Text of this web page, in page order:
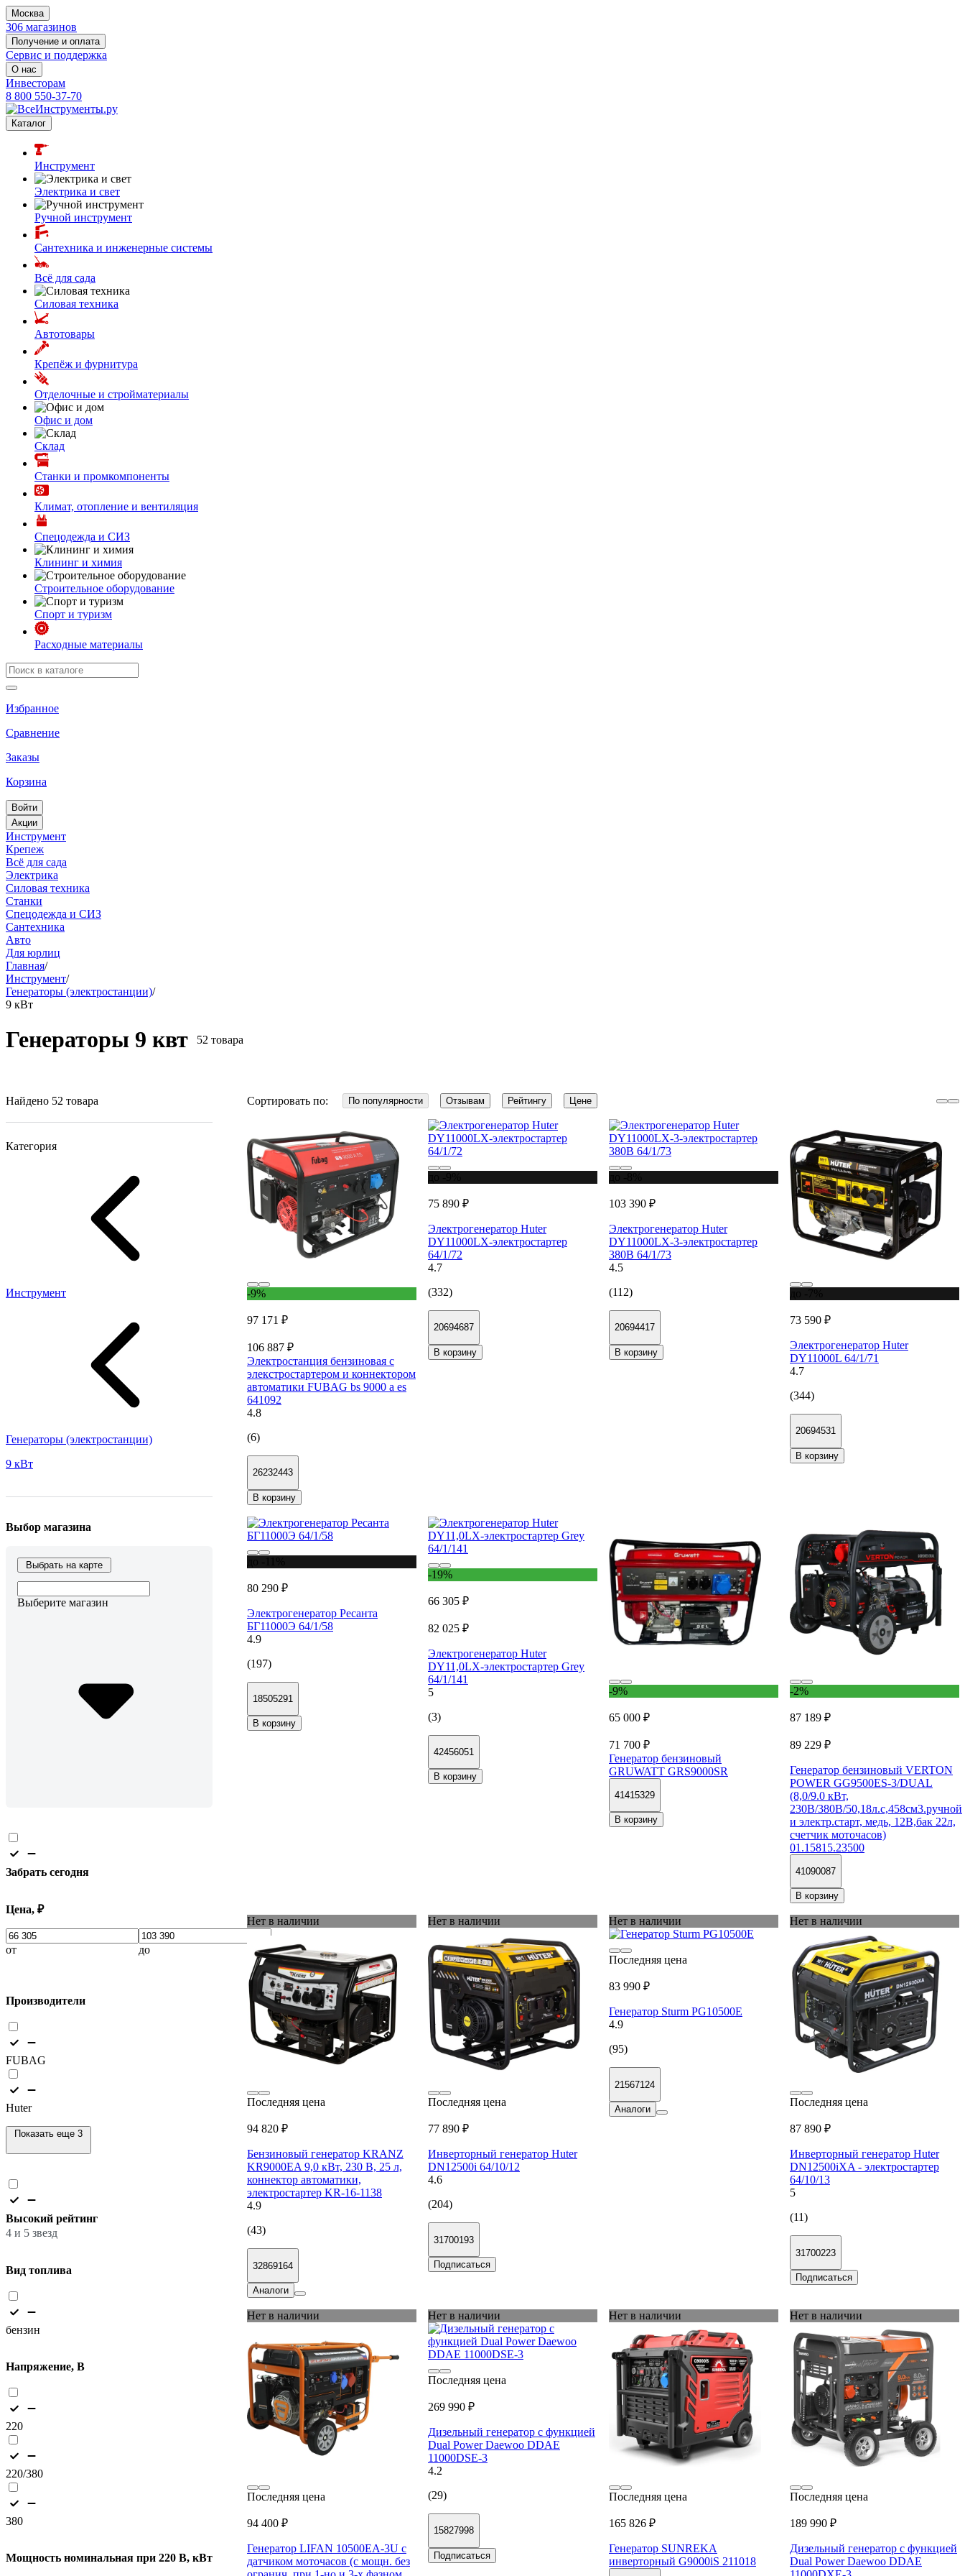
Москва
306 магазинов
Получение и оплата
Сервис и поддержка
О нас
Инвесторам
8 800 550-37-70
Каталог
Инструмент
Электрика и свет
Ручной инструмент
Сантехника и инженерные системы
Всё для сада
Силовая техника
Автотовары
Крепёж и фурнитура
Отделочные и стройматериалы
Офис и дом
Склад
Станки и промкомпоненты
Климат, отопление и вентиляция
Спецодежда и СИЗ
Клининг и химия
Строительное оборудование
Спорт и туризм
Расходные материалы
Избранное
Сравнение
Заказы
Корзина
Войти
Акции
Инструмент
Крепеж
Всё для сада
Электрика
Силовая техника
Станки
Спецодежда и СИЗ
Сантехника
Авто
Для юрлиц
Главная/
Инструмент/
Генераторы (электростанции)/
9 кВт
Генераторы 9 квт 52 товара
Найдено 52 товара
Категория
Инструмент
Генераторы (электростанции)
9 кВт
Выбор магазина
Выбрать на карте
Выберите магазин
Забрать сегодня
Цена, ₽
от до
Производители
FUBAG
Huter
Показать еще 3
Высокий рейтинг
4 и 5 звезд
Вид топлива
бензин
Напряжение, В
220
220/380
380
Мощность номинальная при 220 В, кВт
Сортировать по: По популярности Отзывам Рейтингу Цене
-9%
97 171 ₽
106 887 ₽
Электростанция бензиновая с
элекстростартером и коннектором
автоматики FUBAG bs 9000 a es
641092
4.8
(6)
26232443
В корзину
75 890 ₽
Электрогенератор Huter
DY11000LX-электростартер
64/1/72
4.7
(332)
20694687
В корзину
103 390 ₽
Электрогенератор Huter
DY11000LX-3-электростартер
380В 64/1/73
4.5
(112)
20694417
В корзину
73 590 ₽
Электрогенератор Huter
DY11000L 64/1/71
4.7
(344)
20694531
В корзину
80 290 ₽
Электрогенератор Ресанта
БГ11000Э 64/1/58
4.9
(197)
18505291
В корзину
-19%
66 305 ₽
82 025 ₽
Электрогенератор Huter
DY11,0LX-электростартер Grey
64/1/141
5
(3)
42456051
В корзину
-9%
65 000 ₽
71 700 ₽
Генератор бензиновый
GRUWATT GRS9000SR
41415329
В корзину
-2%
87 189 ₽
89 229 ₽
Генератор бензиновый VERTON
POWER GG9500ES-3/DUAL
(8,0/9.0 кВт,
230В/380В/50,18л.с,458см3.ручной
и электр.старт, медь, 12В,бак 22л,
счетчик моточасов)
01.15815.23500
41090087
В корзину
Нет в наличии
Последняя цена
94 820 ₽
Бензиновый генератор KRANZ
KR9000EA 9,0 кВт, 230 В, 25 л,
коннектор автоматики,
электростартер KR-16-1138
4.9
(43)
32869164
Аналоги
Нет в наличии
Последняя цена
77 890 ₽
Инверторный генератор Huter
DN12500i 64/10/12
4.6
(204)
31700193
Подписаться
Нет в наличии
Последняя цена
83 990 ₽
Генератор Sturm PG10500E
4.9
(95)
21567124
Аналоги
Нет в наличии
Последняя цена
87 890 ₽
Инверторный генератор Huter
DN12500iXA - электростартер
64/10/13
5
(11)
31700223
Подписаться
Нет в наличии
Последняя цена
94 400 ₽
Генератор LIFAN 10500EA-3U с
датчиком моточасов (с мощн. без
Нет в наличии
Последняя цена
269 990 ₽
Дизельный генератор с функцией
Dual Power Daewoo DDAE
11000DSE-3
4.2
(29)
15827998
Подписаться
Нет в наличии
Последняя цена
165 826 ₽
Генератор SUNREKA
инверторный G9000iS 211018
Нет в наличии
Последняя цена
189 990 ₽
Дизельный генератор с функцией
Dual Power Daewoo DDAE